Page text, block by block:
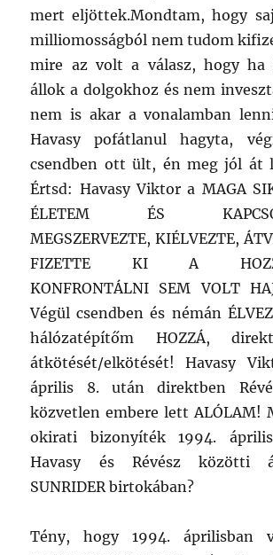
mert eljöttek.Mondtam, hogy
milliomosságból nem tudom
mire az volt a válasz, hogy ha
állok a dolgokhoz és nem
nem is akar a vonalamban
Havasy pofátlanul hagyta,
csendben ott ült, én meg jól át
Értsd: Havasy Viktor a MAGA
ÉLETEM ÉS
MEGSZERVEZTE, KIÉLVEZTE,
FIZETTE KI A
KONFRONTÁLNI SEM VOLT
Végül csendben és némán
hálózatépítőm HOZZÁ,
átkötését/elkötését! Havasy
április 8. után direktben
közvetlen embere lett ALÓLAM!
okirati bizonyíték 1994.
Havasy és Révész közötti
SUNRIDER birtokában?
Tény, hogy 1994. áprilisban